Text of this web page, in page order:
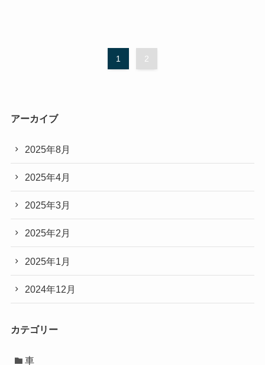
1 2
アーカイブ
2025年8月
2025年4月
2025年3月
2025年2月
2025年1月
2024年12月
カテゴリー
車